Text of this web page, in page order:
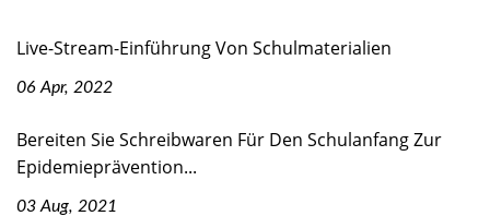
Live-Stream-Einführung Von Schulmaterialien
06 Apr, 2022
Bereiten Sie Schreibwaren Für Den Schulanfang Zur
Epidemieprävention...
03 Aug, 2021